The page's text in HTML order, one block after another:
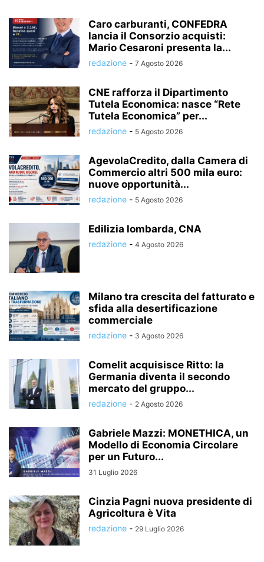
Caro carburanti, CONFEDRA
lancia il Consorzio acquisti:
Mario Cesaroni presenta la...
redazione - 7 Agosto 2026
CNE rafforza il Dipartimento
Tutela Economica: nasce “Rete
Tutela Economica” per...
redazione - 5 Agosto 2026
AgevolaCredito, dalla Camera di
Commercio altri 500 mila euro:
nuove opportunità...
redazione - 5 Agosto 2026
Edilizia lombarda, CNA
redazione - 4 Agosto 2026
Milano tra crescita del fatturato e
sfida alla desertificazione
commerciale
redazione - 3 Agosto 2026
Comelit acquisisce Ritto: la
Germania diventa il secondo
mercato del gruppo...
redazione - 2 Agosto 2026
Gabriele Mazzi: MONETHICA, un
Modello di Economia Circolare
per un Futuro...
31 Luglio 2026
Cinzia Pagni nuova presidente di
Agricoltura è Vita
redazione - 29 Luglio 2026